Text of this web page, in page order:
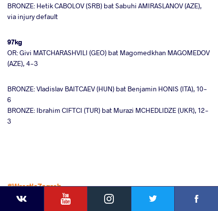
YouTubeInstagram
BRONZE: Hetik CABOLOV (SRB) bat Sabuhi AMIRASLANOV (AZE),
via injury default
97kg
OR: Givi MATCHARASHVILI (GEO) bat Magomedkhan MAGOMEDOV
(AZE), 4-3
BRONZE: Vladislav BAITCAEV (HUN) bat Benjamin HONIS (ITA), 10-
6
BRONZE: Ibrahim CIFTCI (TUR) bat Murazi MCHEDLIDZE (UKR), 12-
3
#WrestleZagreb
Les Championnats d'Europe verront à